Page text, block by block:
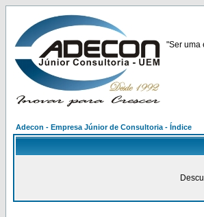
"Ser uma
Adecon - Empresa Júnior de Consultoria - Índice